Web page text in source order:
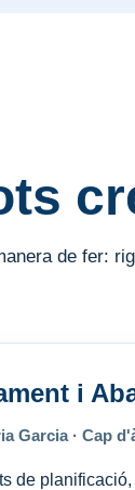
de fer:
i
Garcia · Cap
de